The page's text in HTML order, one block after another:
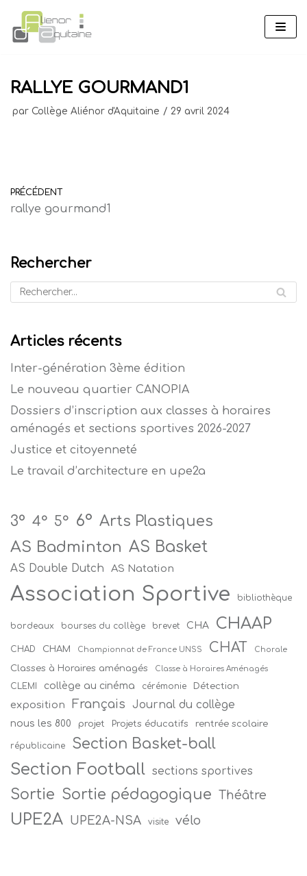
Aller
au
RALLYE GOURMAND1
par Collège Aliénor d'Aquitaine 29 avril 2024
PRÉCÉDENT
rallye gourmand1
Rechercher
Articles récents
Inter-génération 3ème édition
Le nouveau quartier CANOPIA
Dossiers d’inscription aux classes à horaires
aménagés et sections sportives 2026-2027
Justice et citoyenneté
Le travail d’architecture en upe2a
3° 4° 5° 6° Arts Plastiques
AS Badminton AS Basket
AS Double Dutch AS Natation
Association Sportive bibliothèque
bordeaux bourses du collège brevet CHA CHAAP
CHAD CHAM Championnat de France UNSS CHAT Chorale
Classes à Horaires aménagés Classe à Horaires Aménagés
CLEMI collège au cinéma cérémonie Détection
exposition Français Journal du collège
nous les 800 projet Projets éducatifs rentrée scolaire
républicaine Section Basket-ball
Section Football sections sportives
Sortie Sortie pédagogique Théâtre
UPE2A UPE2A-NSA visite vélo